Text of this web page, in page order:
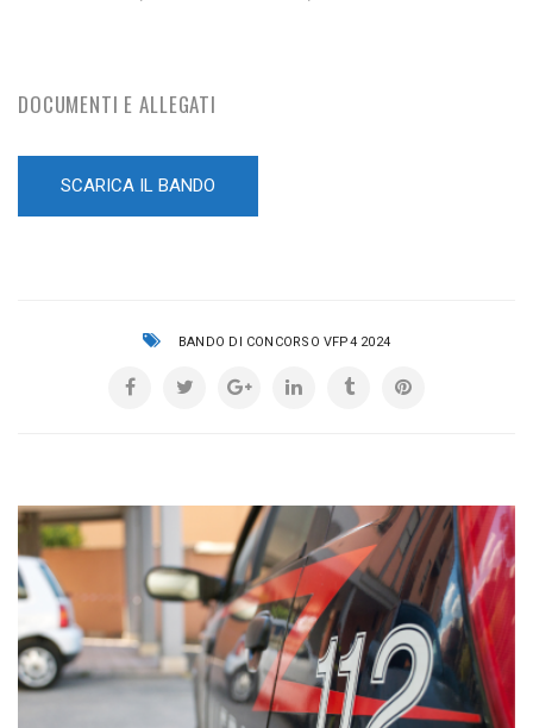
DOCUMENTI E ALLEGATI
SCARICA IL BANDO
BANDO DI CONCORSO VFP4 2024